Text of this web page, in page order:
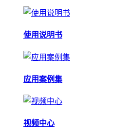
使用说明书
应用案例集
视频中心